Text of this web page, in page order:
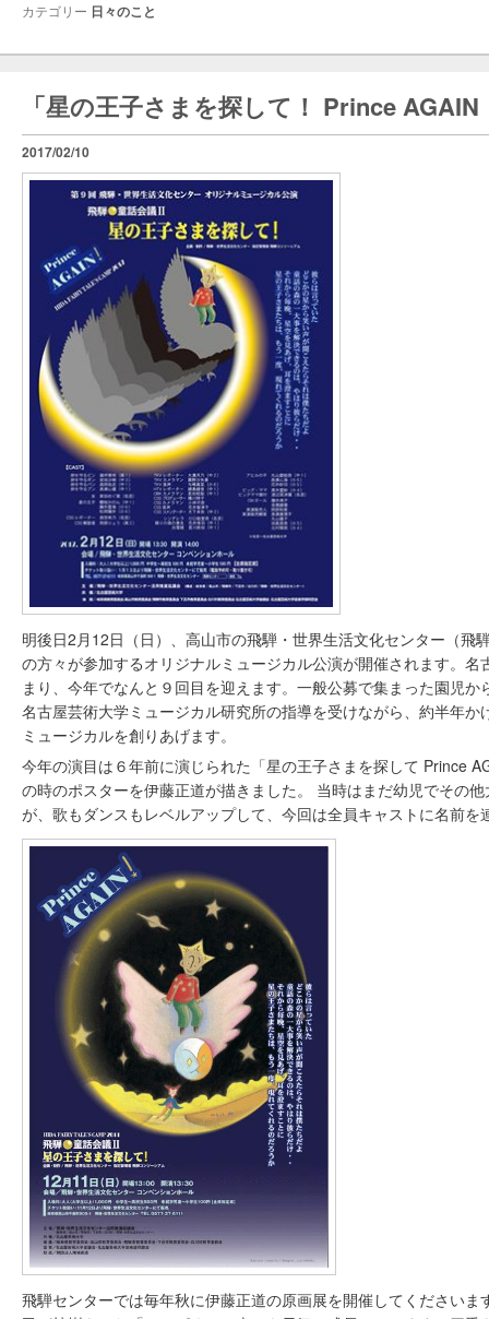
カテゴリー 日々のこと
「星の王子さまを探して！ Prince AGAIN
2017/02/10
明後日2月12日（日）、高山市の飛騨・世界生活文化センター（飛
の方々が参加するオリジナルミュージカル公演が開催されます。名
まり、今年でなんと９回目を迎えます。一般公募で集まった園児
名古屋芸術大学ミュージカル研究所の指導を受けながら、約半年か
ミュージカルを創りあげます。
今年の演目は６年前に演じられた「星の王子さまを探して Prince
の時のポスターを伊藤正道が描きました。 当時はまだ幼児でその
が、歌もダンスもレベルアップして、今回は全員キャストに名前を
飛騨センターでは毎年秋に伊藤正道の原画展を開催してくださいま